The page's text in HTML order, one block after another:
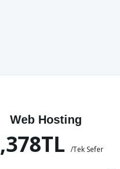
Web Hosting
/Tek Sefer